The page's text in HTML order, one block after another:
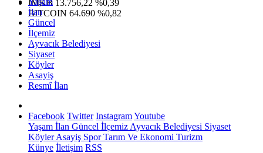
IMKB 13.756,22 %0,39
BITCOIN 64.690 %0,82
İlan
Güncel
İlçemiz
Ayvacık Belediyesi
Siyaset
Köyler
Asayiş
Resmî İlan
Facebook Twitter InstagramYoutube
Yaşam İlan Güncel İlçemiz Ayvacık Belediyesi Siyaset
KöylerAsayiş SporTarım Ve Ekonomi Turizm
Künye İletişim RSS